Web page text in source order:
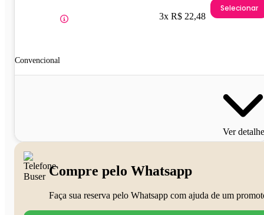
Convencional
3x R$ 22,48
Selecionar
Ver
Compre pelo Whatsapp
Faça sua reserva pelo Whatsapp com ajuda de um